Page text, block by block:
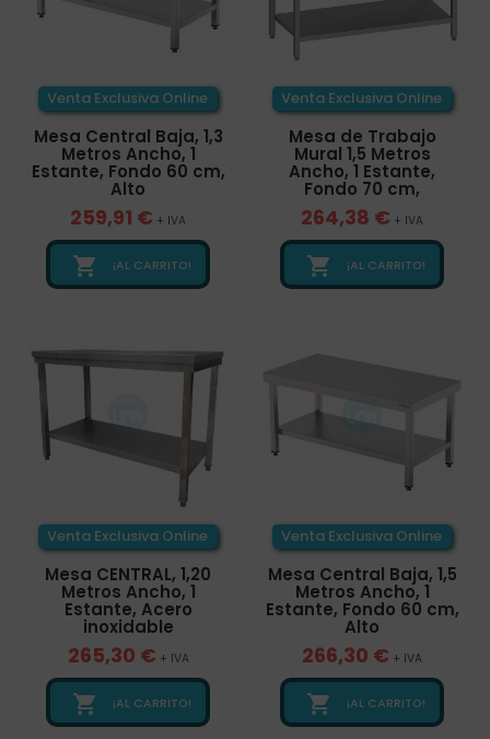
Venta Exclusiva Online
Mesa Central Baja, 1,3
Metros Ancho, 1
Estante, Fondo 60 cm,
Alto
259,91 € + IVA
 ¡AL CARRITO!
Venta Exclusiva Online
Mesa de Trabajo
Mural 1,5 Metros
Ancho, 1 Estante,
Fondo 70 cm,
264,38 € + IVA
 ¡AL CARRITO!
Venta Exclusiva Online
Mesa CENTRAL, 1,20
Metros Ancho, 1
Estante, Acero
inoxidable
265,30 € + IVA
 ¡AL CARRITO!
Venta Exclusiva Online
Mesa Central Baja, 1,5
Metros Ancho, 1
Estante, Fondo 60 cm,
Alto
266,30 € + IVA
 ¡AL CARRITO!